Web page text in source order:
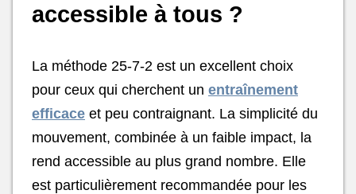
accessible à tous ?
La méthode 25-7-2 est un excellent choix
pour ceux qui cherchent un entraînement
efficace et peu contraignant. La simplicité du
mouvement, combinée à un faible impact, la
rend accessible au plus grand nombre. Elle
est particulièrement recommandée pour les